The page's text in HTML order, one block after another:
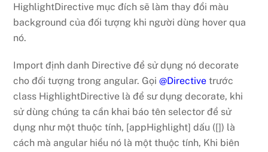
HighlightDirective mục đích sẽ làm thay đổi màu
background của đối tượng khi người dùng hover qua
nó.
Import định danh Directive để sử dụng nó decorate
cho đối tượng trong angular. Gọi@Directive trước
class HighlightDirective là để sư dụng decorate, khi
sử dùng chúng ta cần khai báo tên selector để sử
dụng như một thuộc tính, [appHighlight] dấu ([]) là
cách mà angular hiểu nó là một thuộc tính, Khi biên